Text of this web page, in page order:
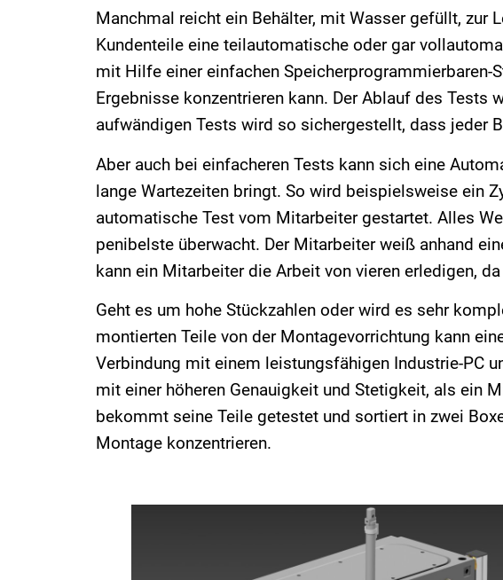
Manchmal reicht ein Behälter, mit Wasser gefüllt, zur
Kundenteile eine teilautomatische oder gar
mit Hilfe einer einfachen
Ergebnisse konzentrieren kann. Der Ablauf des Tests
aufwändigen Tests wird so sichergestellt, dass jeder
Aber auch bei einfacheren Tests kann sich eine
lange Wartezeiten bringt. So wird beispielsweise ein
automatische Test vom Mitarbeiter gestartet. Alles
penibelste überwacht. Der Mitarbeiter weiß anhand
kann ein Mitarbeiter die Arbeit von vieren erledigen,
Geht es um hohe Stückzahlen oder wird es sehr
montierten Teile von der Montagevorrichtung kann
Verbindung mit einem leistungsfähigen Industrie-PC
mit einer höheren Genauigkeit und Stetigkeit, als ein
bekommt seine Teile getestet und sortiert in zwei
Montage konzentrieren.